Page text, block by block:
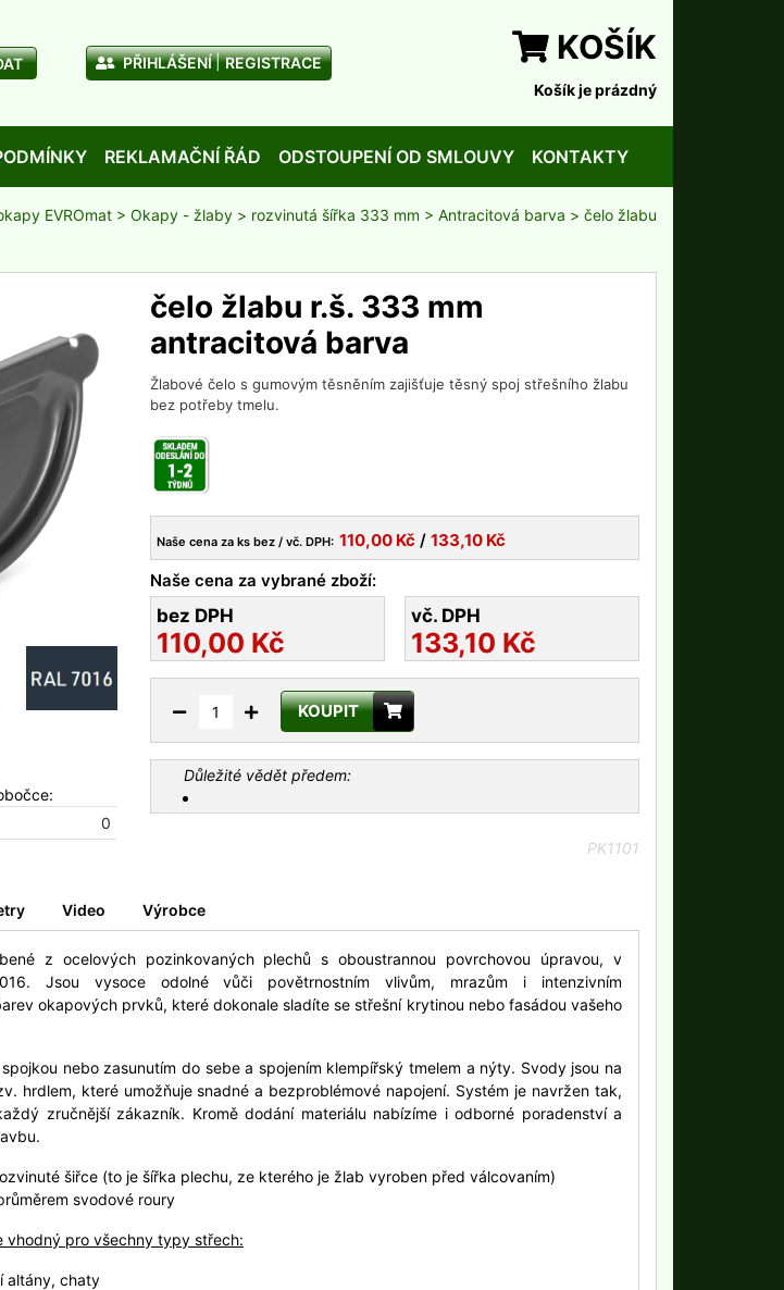
PŘIHLÁŠENÍ REGISTRACE KOŠÍK
Košík je prázdný
REKLAMAČNÍ ŘÁD ODSTOUPENÍ OD SMLOUVY KONTAKTY
EVROmat > Okapy - žlaby > rozvinutá šířka 333 mm > Antracitová barva > čelo žlabu
0
čelo žlabu r.š. 333 mm
antracitová barva
Žlabové čelo s gumovým těsněním zajišťuje těsný spoj střešního žlabu
bez potřeby tmelu.
Naše cena za ks bez / vč. DPH: 110,00Kč/ 133,10Kč
Naše cena za vybrané zboží:
bez DPH
110,00 Kč
vč. DPH
133,10 Kč
KOUPIT
Důležité vědět předem:
PK1101
Video Výrobce
z ocelových pozinkovaných plechů s oboustrannou povrchovou úpravou, v
Jsou vysoce odolné vůči povětrnostním vlivům, mrazům i intenzivním
okapových prvků, které dokonale sladíte se střešní krytinou nebo fasádou vašeho
nebo zasunutím do sebe a spojením klempířský tmelem a nýty. Svody jsou na
hrdlem, které umožňuje snadné a bezproblémové napojení. Systém je navržen tak,
zručnější zákazník. Kromě dodání materiálu nabízíme i odborné poradenství a
šiřce (to je šířka plechu, ze kterého je žlab vyroben před válcovaním)
svodové roury
vhodný pro všechny typy střech:
altány, chaty